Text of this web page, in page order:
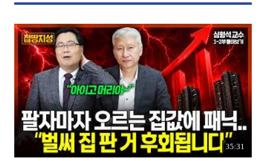
35:31